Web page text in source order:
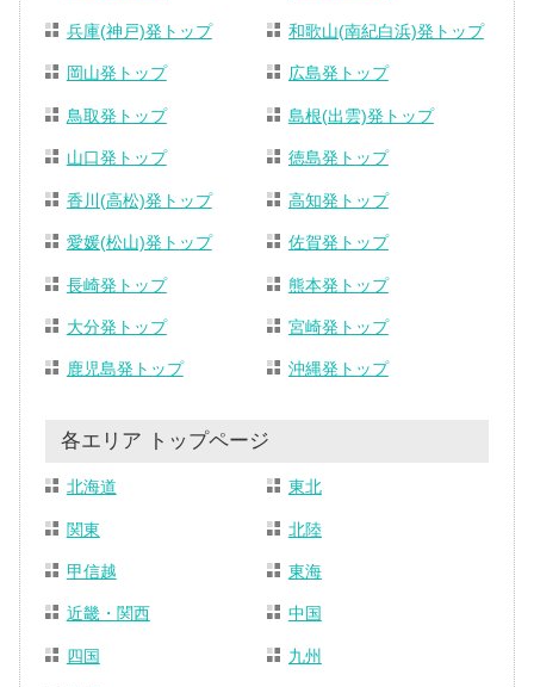
兵庫(神戸)発トップ 和歌山(南紀白浜)発トップ
岡山発トップ 広島発トップ
鳥取発トップ 島根(出雲)発トップ
山口発トップ 徳島発トップ
香川(高松)発トップ 高知発トップ
愛媛(松山)発トップ 佐賀発トップ
長崎発トップ 熊本発トップ
大分発トップ 宮崎発トップ
鹿児島発トップ 沖縄発トップ
各エリア トップページ
北海道 東北
関東 北陸
甲信越 東海
近畿・関西 中国
四国 九州